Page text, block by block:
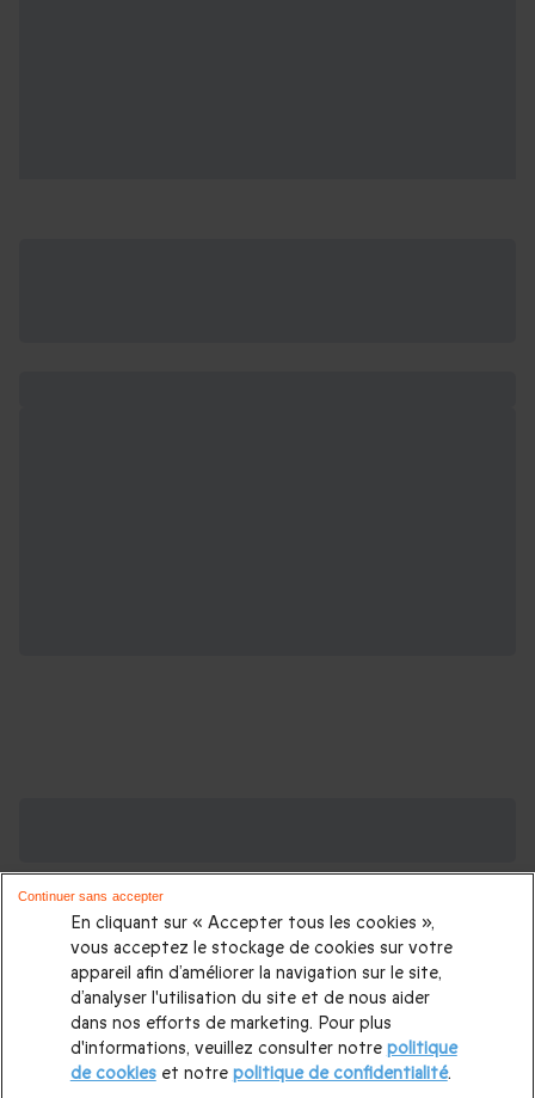
Cadeau anniversaire femme
Coffret cadeau Noël|Cadeau Noël femme|Cadeau Noël
homme|Idée cadeau Femme|Idée cadeau Homme
Cadeau Couple |Cadeaux Fête des Mères |Cadeaux Fête
des Pères|Cadeaux Saint Valentin|Cadeaux Saint Valentin
En cliquant sur « Accepter tous les cookies »,
vous acceptez le stockage de cookies sur votre
appareil afin d’améliorer la navigation sur le site,
d’analyser l'utilisation du site et de nous aider
dans nos efforts de marketing. Pour plus
d'informations, veuillez consulter notre politique
de cookieset notre politique de confidentialité.
Continuer sans accepter